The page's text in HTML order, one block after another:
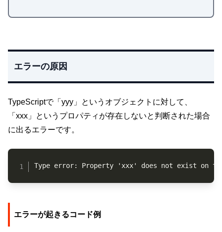
エラーの原因
TypeScriptで「yyy」というオブジェクトに対して、
「xxx」というプロパティが存在しないと判断された場合
に出るエラーです。
Type error: Property 'xxx' does not exist on
エラーが起きるコード例